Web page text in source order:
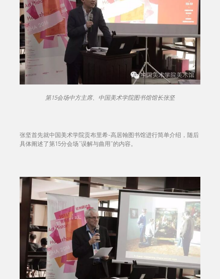
第15会场中方主席、中国美术学院图书馆馆长张坚
张坚首先就中国美术学院贡布里希-高居翰图书馆进行简单介绍，随后
具体阐述了第15分会场“误解与曲用”的内容。